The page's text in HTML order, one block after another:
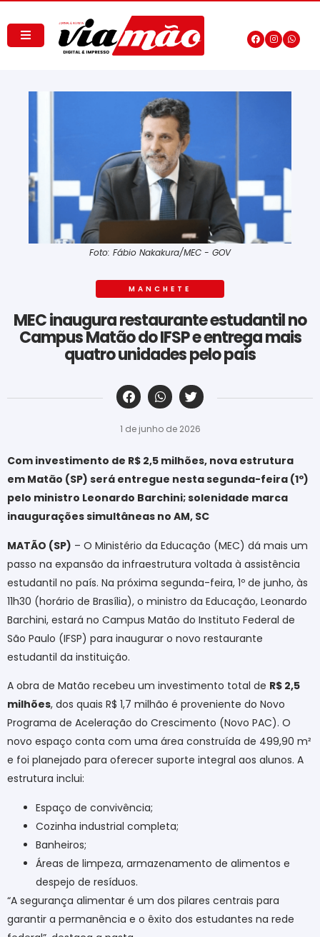
Foto: Fábio Nakakura/MEC - GOV
MANCHETE
MEC inaugura restaurante estudantil no
Campus Matão do IFSP e entrega mais
quatro unidades pelo país
‎ ‎ ‎ ‎ ‎ ‎ ‎ ‎ ‎ ‎ ‎ ‎ ‎ ‎ ‎ ‎ ‎ ‎ ‎ ‎ ‎ ‎ ‎ ‎ ‎ ‎ ‎ ‎ ‎ ‎ ‎
1 de junho de 2026
Com investimento de R$ 2,5 milhões, nova estrutura
em Matão (SP) será entregue nesta segunda-feira (1º)
pelo ministro Leonardo Barchini; solenidade marca
inaugurações simultâneas no AM, SC
MATÃO (SP) – O Ministério da Educação (MEC) dá mais um
passo na expansão da infraestrutura voltada à assistência
estudantil no país. Na próxima segunda-feira, 1º de junho, às
11h30 (horário de Brasília), o ministro da Educação, Leonardo
Barchini, estará no Campus Matão do Instituto Federal de
São Paulo (IFSP) para inaugurar o novo restaurante
estudantil da instituição.
A obra de Matão recebeu um investimento total de R$ 2,5
milhões, dos quais R$ 1,7 milhão é proveniente do Novo
Programa de Aceleração do Crescimento (Novo PAC). O
novo espaço conta com uma área construída de 499,90 m²
e foi planejado para oferecer suporte integral aos alunos. A
estrutura inclui:
Espaço de convivência;
Cozinha industrial completa;
Banheiros;
Áreas de limpeza, armazenamento de alimentos e
despejo de resíduos.
“A segurança alimentar é um dos pilares centrais para
garantir a permanência e o êxito dos estudantes na rede